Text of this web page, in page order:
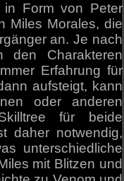
in Form von Peter
Miles Morales, die
an. Je nach
den Charakteren
Erfahrung für
aufsteigt, kann
oder anderen
für beide
daher notwendig,
unterschiedliche
mit Blitzen und